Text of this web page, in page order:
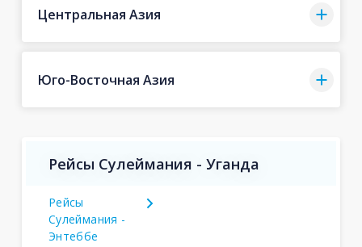
Центральная Азия
Юго-Восточная Азия
Рейсы Сулеймания - Уганда
Рейсы
Сулеймания -
Энтеббе